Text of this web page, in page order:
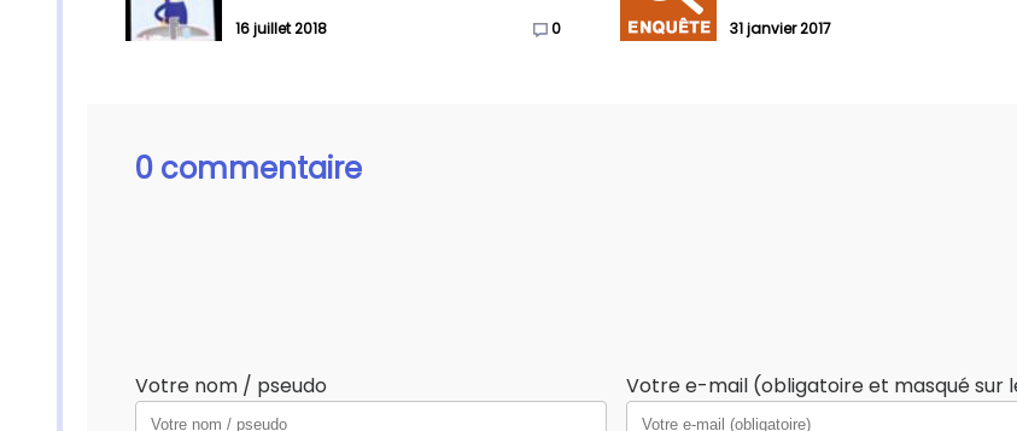
16 juillet 2018 0 31 janvier 2017
0 commentaire
Votre nom / pseudo Votre e-mail (obligatoire et masqué sur